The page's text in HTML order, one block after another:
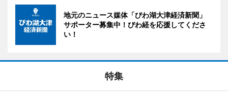
地元のニュース媒体「びわ湖大津経済新聞」
サポーター募集中！びわ経を応援してくださ
い！
特集